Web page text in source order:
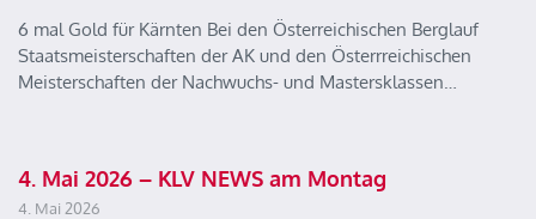
6 mal Gold für Kärnten Bei den Österreichischen Berglauf
Staatsmeisterschaften der AK und den Österrreichischen
Meisterschaften der Nachwuchs- und Mastersklassen…
4. Mai 2026 – KLV NEWS am Montag
4. Mai 2026